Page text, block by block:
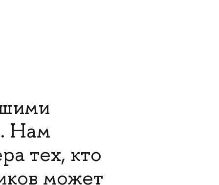
Нам
тех, кто
может